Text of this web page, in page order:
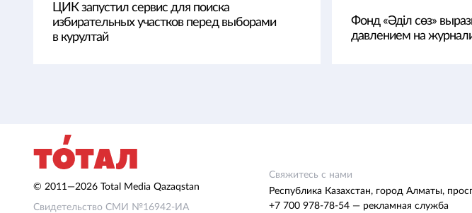
ЦИК запустил сервис для поиска
избирательных участков перед выборами
в курултай
Фонд «Әділ сөз»
давлением на
© 2011—2026 Total Media Qazaqstan
Свидетельство СМИ №16942-ИА
Свяжитесь с нами
Республика Казахстан, город Алматы,
+7 700 978-78-54 — рекламная служба